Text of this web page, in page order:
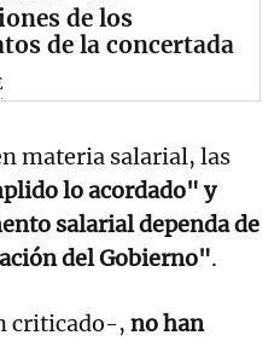
de los
de la concertada
materia salarial, las
lo acordado" y
salarial dependa de
del Gobierno".
criticado-, no han